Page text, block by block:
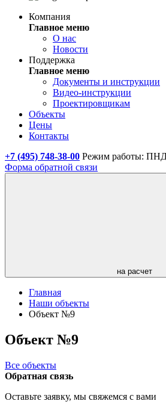
Компания
Главное меню
О нас
Новости
Поддержка
Главное меню
Документы и инструкции
Видео-инструкции
Проектировщикам
Объекты
Цены
Контакты
+7 (495) 748-38-00 Режим работы:
Форма обратной связи
на расчет
Главная
Наши объекты
Объект №9
Объект №9
Все объекты
Обратная связь
Оставьте заявку, мы свяжемся с вами